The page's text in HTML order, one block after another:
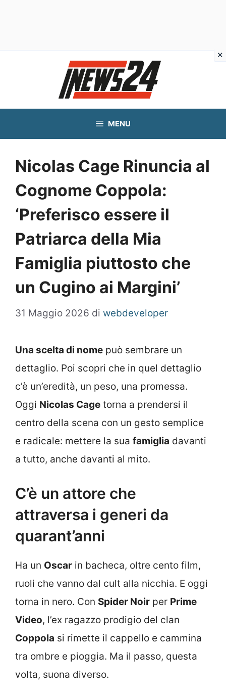
MENU
Nicolas Cage Rinuncia al
Cognome Coppola:
‘Preferisco essere il
Patriarca della Mia
Famiglia piuttosto che
un Cugino ai Margini’
31 Maggio 2026 di webdeveloper
Una scelta di nome può sembrare un
dettaglio. Poi scopri che in quel dettaglio
c’è un’eredità, un peso, una promessa.
Oggi Nicolas Cage torna a prendersi il
centro della scena con un gesto semplice
e radicale: mettere la sua famiglia davanti
a tutto, anche davanti al mito.
C’è un attore che
attraversa i generi da
quarant’anni
Ha un Oscar in bacheca, oltre cento film,
ruoli che vanno dal cult alla nicchia. E oggi
torna in nero. Con Spider Noir per Prime
Video, l’ex ragazzo prodigio del clan
Coppola si rimette il cappello e cammina
tra ombre e pioggia. Ma il passo, questa
volta, suona diverso.